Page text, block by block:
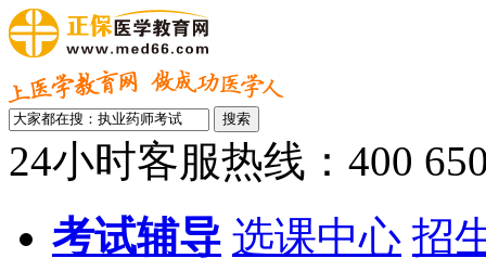
24小时客服热线：400
考试辅导 选课中心 招